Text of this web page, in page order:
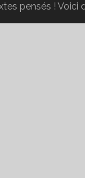
pensés ! Voici